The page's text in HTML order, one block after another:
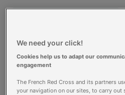
18 Rue DU PETIT HUET
Voir sur la carte
Contact
We need your click!
Cookies help us to adapt our
engagement
The French Red Cross and its partners
your navigation on our sites, to carry